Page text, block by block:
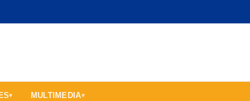
▾ MULTIMEDIA▾